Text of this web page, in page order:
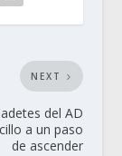
NEXT
del AD
a un paso
de ascender